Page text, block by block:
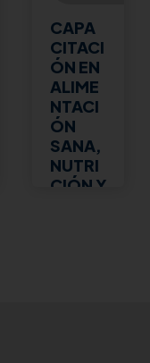
CAPA
CITACI
ÓN EN
ALIME
NTACI
ÓN
SANA,
NUTRI
CIÓN Y